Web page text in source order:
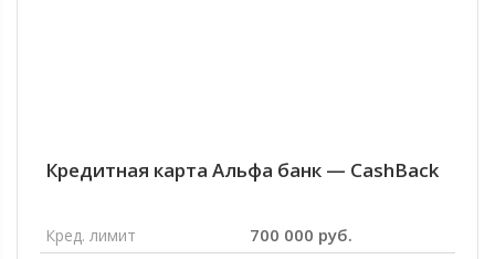
Кредитная карта Альфа банк — CashBack
Кред. лимит 700 000 руб.